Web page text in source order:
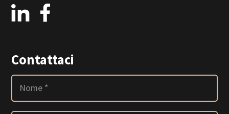
Contattaci